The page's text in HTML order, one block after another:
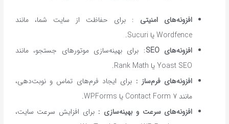
افزونه‌های امنیتی : برای حفاظت از سایت شما، مانند
Wordfence یا Sucuri.
افزونه‌های SEO
: برای بهینه‌سازی موتورهای جستجو، مانند
Yoast SEO یا Rank Math.
افزونه‌های فرم‌ساز : برای ایجاد فرم‌های تماس و نوبت‌دهی،
مانند Contact Form 7 یا WPForms.
افزونه‌های سرعت و بهینه‌سازی : برای افزایش سرعت سایت،